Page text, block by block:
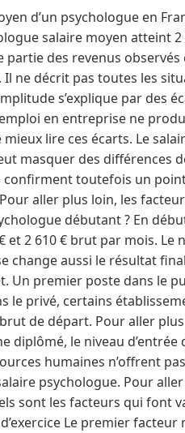
d’un psychologue en
salaire moyen atteint
partie des revenus
ne décrit pas toutes les
s’explique par des
en entreprise ne
lire ces écarts. Le
masquer des différences
confirment toutefois un
aller plus loin, les
débutant ? En
et 2 610 € brut par mois. Le
change aussi le résultat
Un premier poste dans le
le privé, certains
de départ. Pour aller
diplômé, le niveau
humaines n’offrent
psychologue. Pour
sont les facteurs qui font
Le premier